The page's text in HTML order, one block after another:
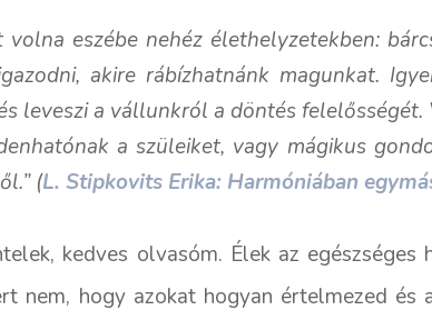
volna eszébe nehéz élethelyzetekben:
akire rábízhatnánk magunkat.
leveszi a vállunkról a döntés felelősségét.
a szüleiket, vagy mágikus
(L. Stipkovits Erika: Harmóniában
kedves olvasóm. Élek az
nem, hogy azokat hogyan értelmezed és